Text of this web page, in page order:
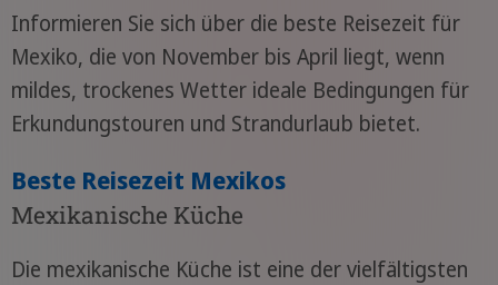
Informieren Sie sich über die beste Reisezeit für
Mexiko, die von November bis April liegt, wenn
mildes, trockenes Wetter ideale Bedingungen für
Erkundungstouren und Strandurlaub bietet.
Beste Reisezeit Mexikos
Mexikanische Küche
Die mexikanische Küche ist eine der vielfältigsten